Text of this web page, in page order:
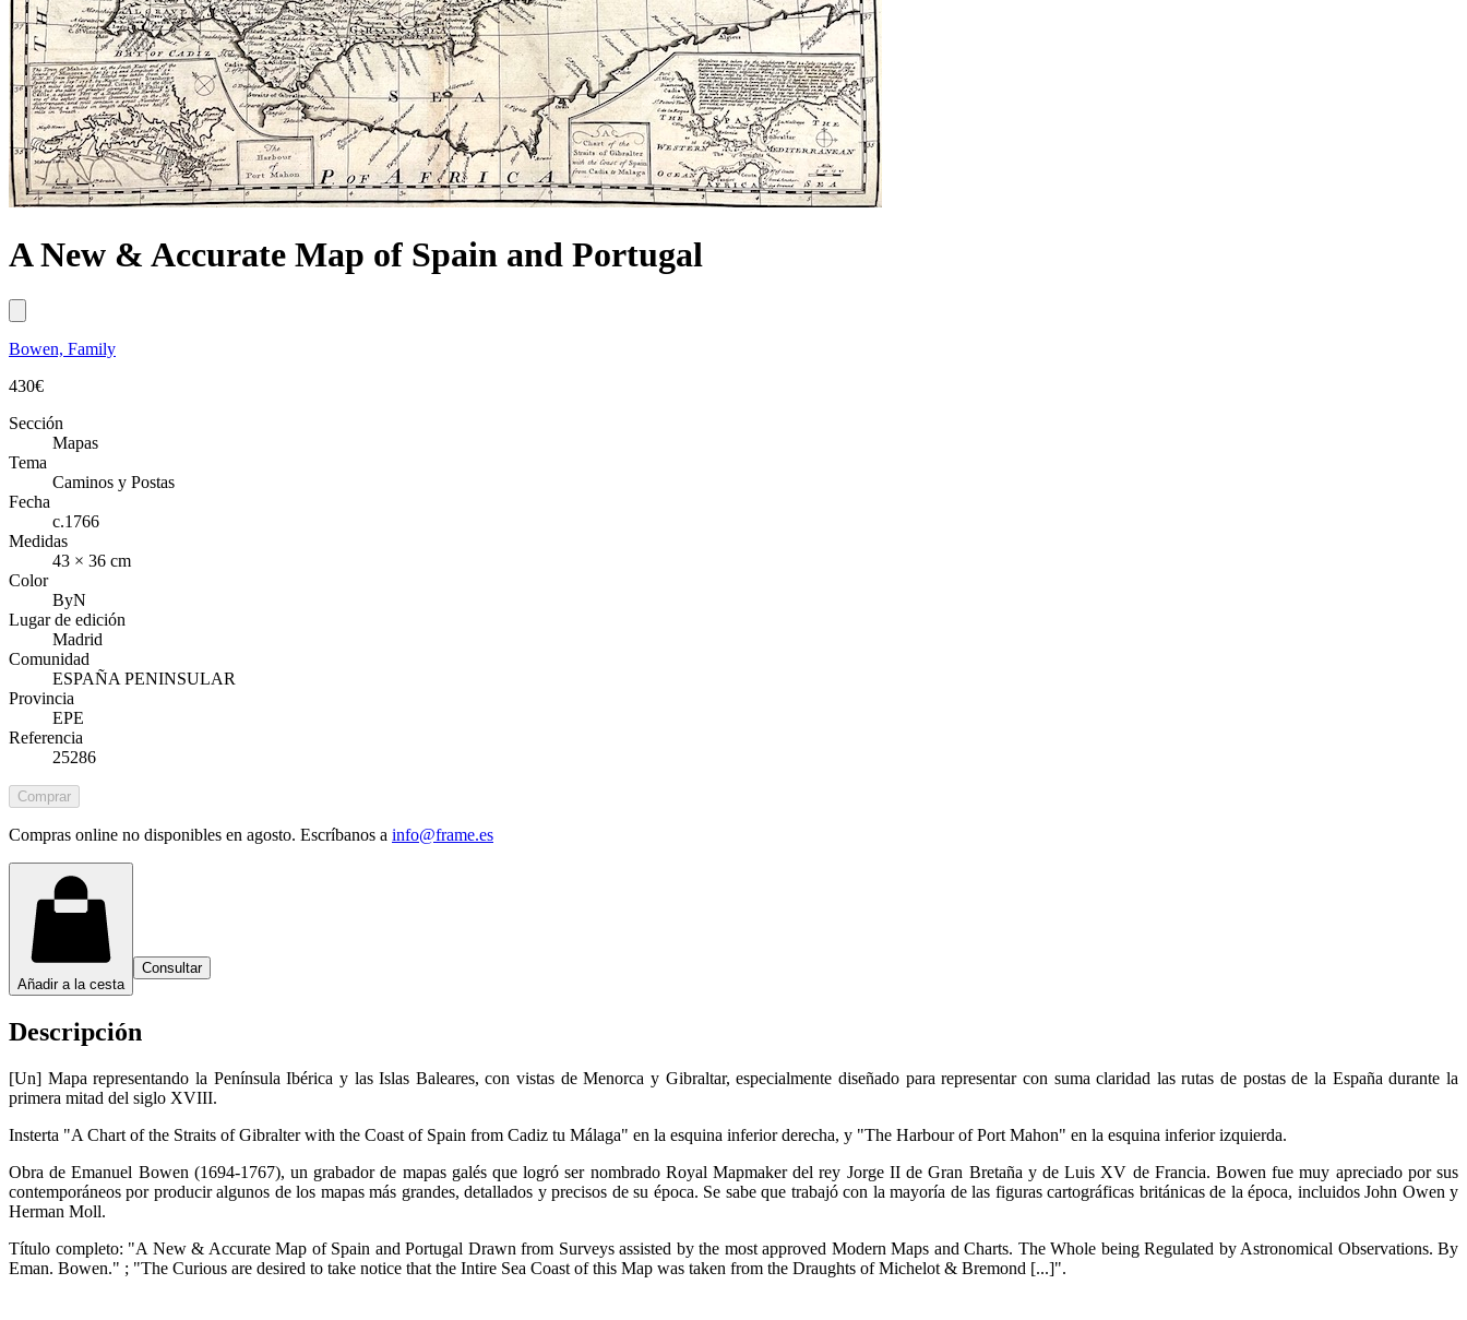
A New & Accurate Map of Spain and Portugal
Bowen, Family
430€
Sección
Mapas
Tema
Caminos y Postas
Fecha
c.1766
Medidas
43 × 36 cm
Color
ByN
Lugar de edición
Madrid
Comunidad
ESPAÑA PENINSULAR
Provincia
EPE
Referencia
25286
Comprar
Compras online no disponibles en agosto. Escríbanos a info@frame.es
Añadir a la cesta
Consultar
Descripción
[Un] Mapa representando la Península Ibérica y las Islas Baleares, con vistas de Menorca y Gibraltar, especialmente diseñado para representar con suma claridad las rutas de postas de la España durante la
primera mitad del siglo XVIII.
Insterta "A Chart of the Straits of Gibralter with the Coast of Spain from Cadiz tu Málaga" en la esquina inferior derecha, y "The Harbour of Port Mahon" en la esquina inferior izquierda.
Obra de Emanuel Bowen (1694-1767), un grabador de mapas galés que logró ser nombrado Royal Mapmaker del rey Jorge II de Gran Bretaña y de Luis XV de Francia. Bowen fue muy apreciado por sus
contemporáneos por producir algunos de los mapas más grandes, detallados y precisos de su época. Se sabe que trabajó con la mayoría de las figuras cartográficas británicas de la época, incluidos John Owen y
Herman Moll.
Título completo: "A New & Accurate Map of Spain and Portugal Drawn from Surveys assisted by the most approved Modern Maps and Charts. The Whole being Regulated by Astronomical Observations. By
Eman. Bowen." ; "The Curious are desired to take notice that the Intire Sea Coast of this Map was taken from the Draughts of Michelot & Bremond [...]".